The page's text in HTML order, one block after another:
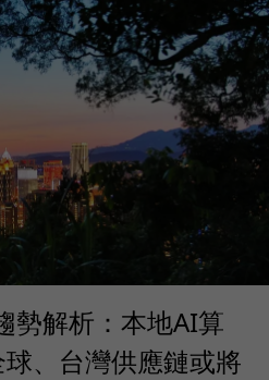
勢解析：本地AI算
、台灣供應鏈或將